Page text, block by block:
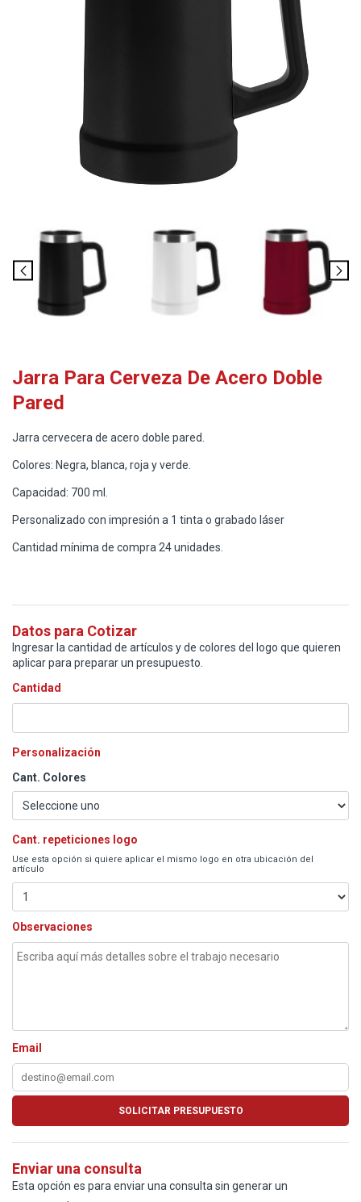
Jarra Para Cerveza De Acero Doble
Pared
Jarra cervecera de acero doble pared.
Colores: Negra, blanca, roja y verde.
Capacidad: 700 ml.
Personalizado con impresión a 1 tinta o grabado láser
Cantidad mínima de compra 24 unidades.
Datos para Cotizar
Ingresar la cantidad de artículos y de colores del logo que quieren
aplicar para preparar un presupuesto.
Cantidad
Personalización
Cant. Colores
Cant. repeticiones logo
Use esta opción si quiere aplicar el mismo logo en otra ubicación del
artículo
Observaciones
Email
Enviar una consulta
Esta opción es para enviar una consulta sin generar un